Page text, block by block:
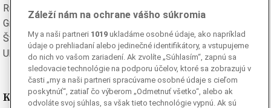
Rumunská
Ruská
Grécka
Švédska
Turecká
Ukrajinská
Vietnamská
Kde nás nájdete
Záleží nám na ochrane vášho súkromia
My a naši partneri 1019 ukladáme osobné údaje, ako napríklad
údaje o prehliadaní alebo jedinečné identifikátory, a vstupujeme
do nich vo vašom zariadení. Ak zvolíte „Súhlasím“, zapnú sa
sledovacie technológie na podporu účelov, ktoré sa zobrazujú v
časti „my a naši partneri spracúvame osobné údaje s cieľom
poskytnúť“, zatiaľ čo výberom „Odmetnuť všetko“, alebo ak
odvoláte svoj súhlas, sa však tieto technológie vypnú. Ak sú